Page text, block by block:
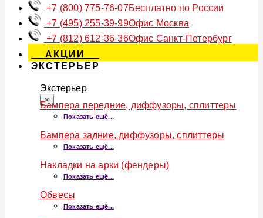
+7 (800) 775-76-07Бесплатно по России
+7 (495) 255-39-99Офис Москва
+7 (812) 612-36-36Офис Санкт-Петербург
АКЦИИ
ЭКСТЕРЬЕР
Экстерьер
×
Бампера передние, диффузоры, сплиттеры
Показать ещё...
Бампера задние, диффузоры, сплиттеры
Показать ещё...
Накладки на арки (фендеры)
Показать ещё...
Обвесы
Показать ещё...